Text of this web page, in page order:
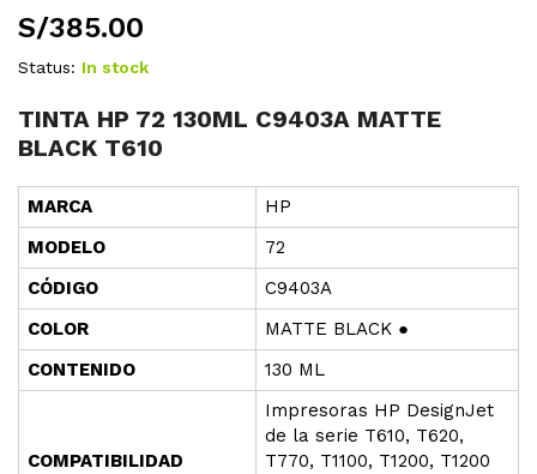
S/385.00
Status: In stock
TINTA HP 72 130ML C9403A MATTE
BLACK T610
MARCA
HP
MODELO
72
CÓDIGO
C9403A
COLOR
MATTE BLACK ●
CONTENIDO
130 ML
COMPATIBILIDAD
Impresoras HP DesignJet
de la serie T610, T620,
T770, T1100, T1200, T1200